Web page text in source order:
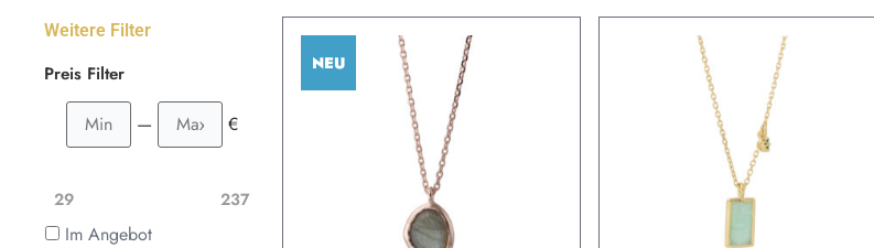
Weitere Filter
Preis Filter
— €
29 237
Im Angebot
NEU